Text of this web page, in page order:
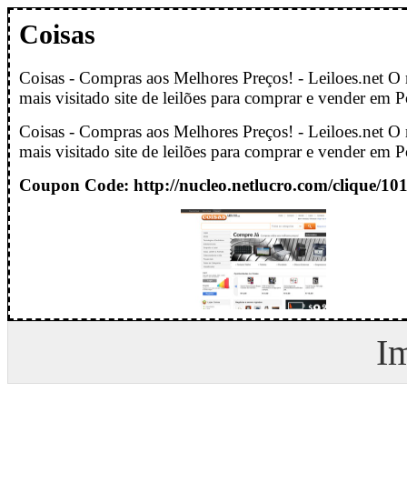
Coisas
Coisas - Compras aos Melhores Preços! - Leiloes.net O
mais visitado site de leilões para comprar e vender em
Coisas - Compras aos Melhores Preços! - Leiloes.net O
mais visitado site de leilões para comprar e vender em
Coupon Code: http://nucleo.netlucro.com/clique/